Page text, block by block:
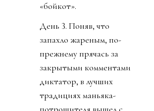
«бойкот».
День 3. Поняв, что
запахло жареным, по-
прежнему прячась за
закрытыми комментами
диктатор, в лучших
традициях маньяка-